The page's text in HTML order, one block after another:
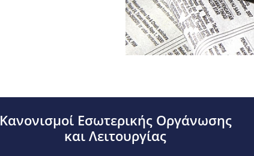
Κανονισμοί Εσωτερικής Οργάνωσης
και Λειτουργίας